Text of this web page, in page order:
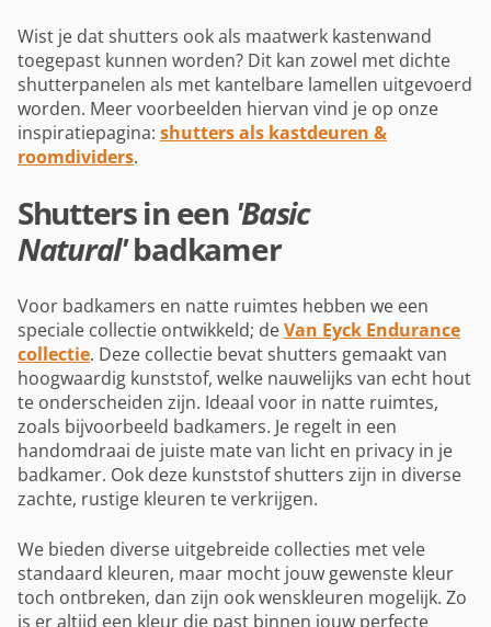
Wist je dat shutters ook als maatwerk kastenwand
toegepast kunnen worden? Dit kan zowel met dichte
shutterpanelen als met kantelbare lamellen uitgevoerd
worden. Meer voorbeelden hiervan vind je op onze
inspiratiepagina: shutters als kastdeuren &
roomdividers.
Shutters in een 'Basic
Natural'badkamer
Voor badkamers en natte ruimtes hebben we een
speciale collectie ontwikkeld; deVan Eyck Endurance
collectie. Deze collectie bevat shutters gemaakt van
hoogwaardig kunststof, welke nauwelijks van echt hout
te onderscheiden zijn. Ideaal voor in natte ruimtes,
zoals bijvoorbeeld badkamers. Je regelt in een
handomdraai de juiste mate van licht en privacy in je
badkamer. Ook deze kunststof shutters zijn in diverse
zachte, rustige kleuren te verkrijgen.
We bieden diverse uitgebreide collecties met vele
standaard kleuren, maar mocht jouw gewenste kleur
toch ontbreken, dan zijn ook wenskleuren mogelijk. Zo
is er altijd een kleur die past binnen jouw perfecte